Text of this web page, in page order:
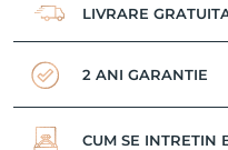
LIVRARE
2 ANI GARANTIE
CUM SE INTRETIN